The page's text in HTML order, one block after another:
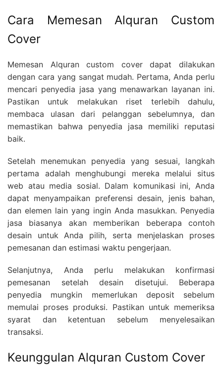
Cara Memesan Alquran Custom
Cover
Memesan Alquran custom cover dapat dilakukan
dengan cara yang sangat mudah. Pertama, Anda perlu
mencari penyedia jasa yang menawarkan layanan ini.
Pastikan untuk melakukan riset terlebih dahulu,
membaca ulasan dari pelanggan sebelumnya, dan
memastikan bahwa penyedia jasa memiliki reputasi
baik.
Setelah menemukan penyedia yang sesuai, langkah
pertama adalah menghubungi mereka melalui situs
web atau media sosial. Dalam komunikasi ini, Anda
dapat menyampaikan preferensi desain, jenis bahan,
dan elemen lain yang ingin Anda masukkan. Penyedia
jasa biasanya akan memberikan beberapa contoh
desain untuk Anda pilih, serta menjelaskan proses
pemesanan dan estimasi waktu pengerjaan.
Selanjutnya, Anda perlu melakukan konfirmasi
pemesanan setelah desain disetujui. Beberapa
penyedia mungkin memerlukan deposit sebelum
memulai proses produksi. Pastikan untuk memeriksa
syarat dan ketentuan sebelum menyelesaikan
transaksi.
Keunggulan Alquran Custom Cover